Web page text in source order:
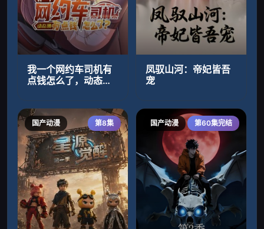
我一个网约车司机有
点钱怎么了，动态漫
凤驭山河：帝妃皆吾
宠
国产动漫 第8集 国产动漫 第60集完结